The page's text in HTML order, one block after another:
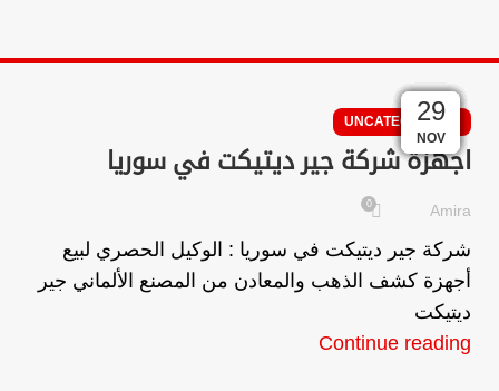
20
AUG
UNCATEGORIZED
اجهزة شركة جير ديتيكت في سوريا
Amira
0
شركة جير ديتيكت في سوريا : الوكيل الحصري لبيع
أجهزة كشف الذهب والمعادن من المصنع الألماني جير
ديتيكت
Continue reading
15
JUL
09
DEC
09
DEC
08
DEC
08
DEC
06
DEC
01
DEC
30
NOV
29
NOV